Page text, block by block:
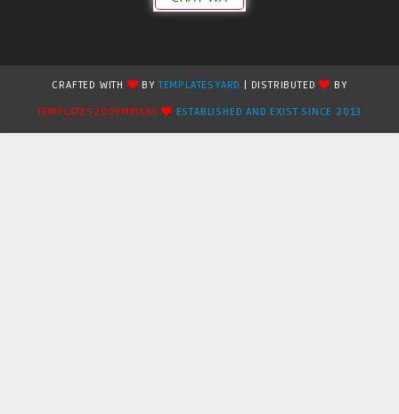
CRAFTED WITH BYTEMPLATESYARD | DISTRIBUTED
BY
TEMPLATES2909MMXXII
ESTABLISHED AND EXIST SINCE 2013